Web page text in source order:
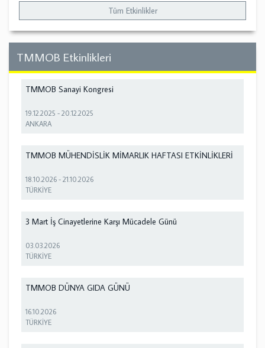
Tüm Etkinlikler
TMMOB Etkinlikleri
TMMOB Sanayi Kongresi
19.12.2025 -20.12.2025
ANKARA
TMMOB MÜHENDİSLİK MİMARLIK HAFTASI ETKİNLİKLERİ
18.10.2026 -21.10.2026
TÜRKİYE
3 Mart İş Cinayetlerine Karşı Mücadele Günü
03.03.2026
TÜRKİYE
TMMOB DÜNYA GIDA GÜNÜ
16.10.2026
TÜRKİYE